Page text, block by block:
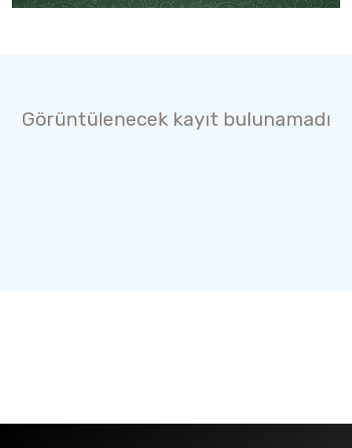
Görüntülenecek kayıt bulunamadı